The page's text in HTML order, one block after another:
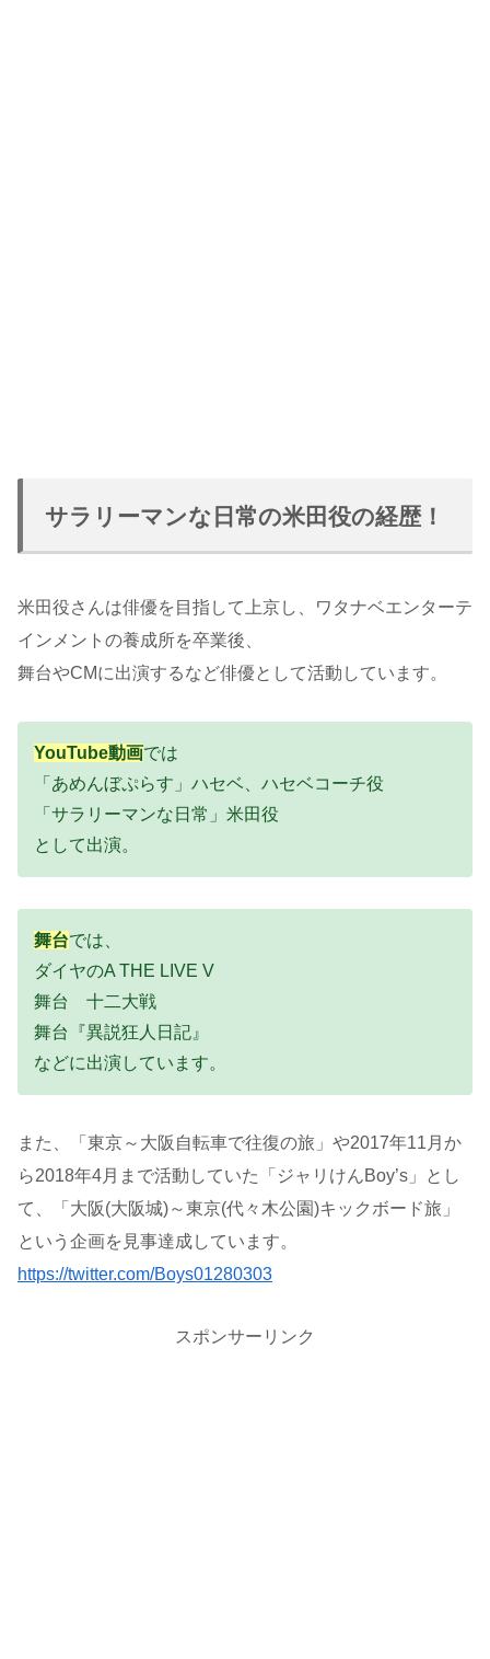
サラリーマンな日常の米田役の経歴！
米田役さんは俳優を目指して上京し、ワタナベエンターテ
インメントの養成所を卒業後、
舞台やCMに出演するなど俳優として活動しています。
YouTube動画では
「あめんぼぷらす」ハセベ、ハセベコーチ役
「サラリーマンな日常」米田役
として出演。
舞台では、
ダイヤのA THE LIVE V
舞台 十二大戦
舞台『異説狂人日記』
などに出演しています。
また、「東京～大阪自転車で往復の旅」や2017年11月か
ら2018年4月まで活動していた「ジャリけんBoy’s」とし
て、「大阪(大阪城)～東京(代々木公園)キックボード旅」
という企画を見事達成しています。
https://twitter.com/Boys01280303
スポンサーリンク